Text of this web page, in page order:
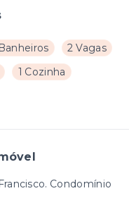
2 Vagas
1 Cozinha
Condomínio